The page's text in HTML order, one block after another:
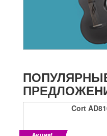
Cort